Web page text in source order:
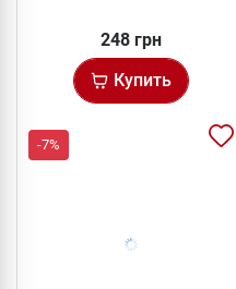
248 грн
Купить
-7%